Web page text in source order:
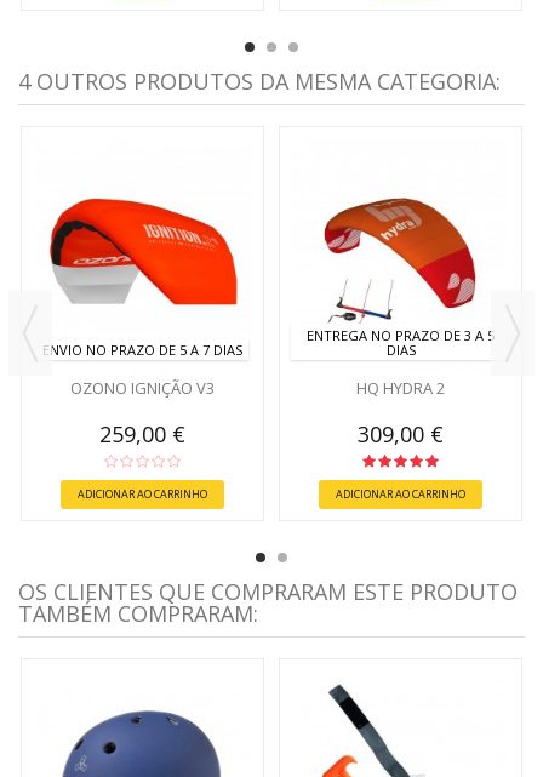
4 OUTROS PRODUTOS DA MESMA CATEGORIA:
ENVIO NO PRAZO DE 5 A 7 DIAS
OZONO IGNIÇÃO V3
259,00 €
ADICIONAR AO CARRINHO
ENTREGA NO PRAZO DE 3 A 5
DIAS
HQ HYDRA 2
309,00 €
ADICIONAR AO CARRINHO
OS CLIENTES QUE COMPRARAM ESTE PRODUTO
TAMBÉM COMPRARAM: